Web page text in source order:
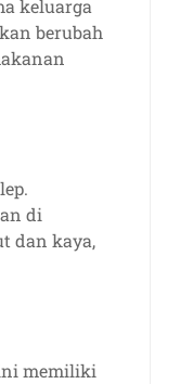
keluarga
berubah
di
dan kaya,
memiliki